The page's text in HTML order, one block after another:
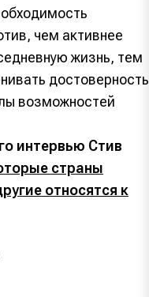
чем активнее
жизнь, тем
достоверность
возможностей
интервью Стив
страны
относятся к